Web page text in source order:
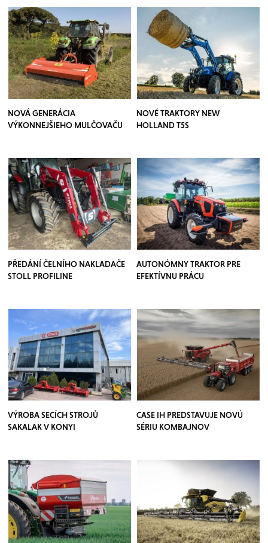
NOVÁ GENERÁCIA
VÝKONNEJŠIEHO MULČOVAČU
NOVÉ TRAKTORY NEW
HOLLAND T5S
PŘEDÁNÍ ČELNÍHO NAKLADAČE
STOLL PROFILINE
AUTONÓMNY TRAKTOR PRE
EFEKTÍVNU PRÁCU
VÝROBA SECÍCH STROJŮ
SAKALAK V KONYI
CASE IH PREDSTAVUJE NOVÚ
SÉRIU KOMBAJNOV